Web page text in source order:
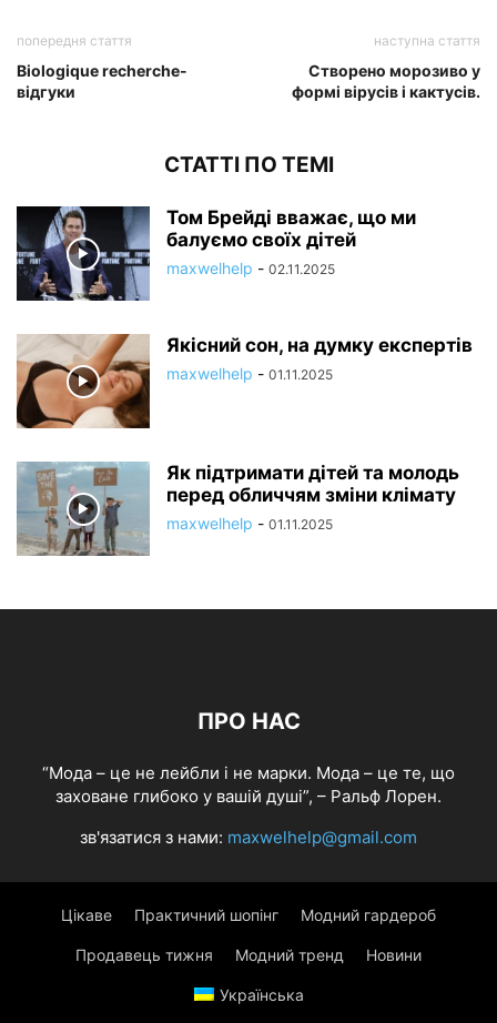
попередня стаття
Biologique recherche-
відгуки
наступна стаття
Створено морозиво у
формі вірусів і кактусів.
СТАТТІ ПО ТЕМІ
Том Брейді вважає, що ми
балуємо своїх дітей
maxwelhelp - 02.11.2025
Якісний сон, на думку експертів
maxwelhelp - 01.11.2025
Як підтримати дітей та молодь
перед обличчям зміни клімату
maxwelhelp - 01.11.2025
ПРО НАС
“Мода – це не лейбли і не марки. Мода – це те, що
заховане глибоко у вашій душі”, – Ральф Лорен.
зв'язатися з нами: maxwelhelp@gmail.com
Цікаве Практичний шопінг Модний гардероб
Продавець тижня Модний тренд Новини
Українська